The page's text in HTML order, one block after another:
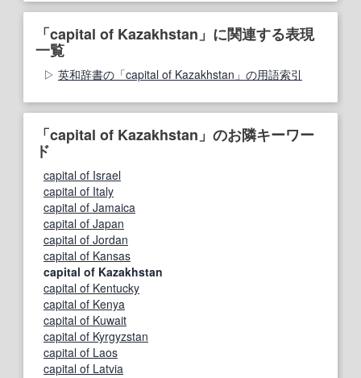
「capital of Kazakhstan」に関連する表現
一覧
英和辞書の「capital of Kazakhstan」の用語索引
「capital of Kazakhstan」のお隣キーワー
ド
capital of Israel
capital of Italy
capital of Jamaica
capital of Japan
capital of Jordan
capital of Kansas
capital of Kazakhstan
capital of Kentucky
capital of Kenya
capital of Kuwait
capital of Kyrgyzstan
capital of Laos
capital of Latvia